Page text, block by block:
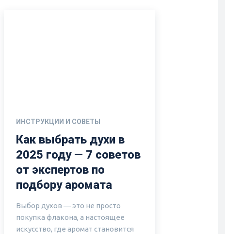
ИНСТРУКЦИИ И СОВЕТЫ
Как выбрать духи в
2025 году — 7 советов
от экспертов по
подбору аромата
Выбор духов — это не просто
покупка флакона, а настоящее
искусство, где аромат становится